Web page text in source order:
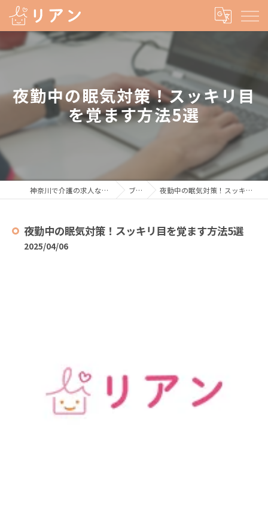
夜勤中の眠気対策！スッキリ目
を覚ます方法5選
神奈川で介護の求人なら株式会社リアン ブログ 夜勤中の眠気対策！スッキリ目を覚ます方法5選
夜勤中の眠気対策！スッキリ目を覚ます方法5選
2025/04/06